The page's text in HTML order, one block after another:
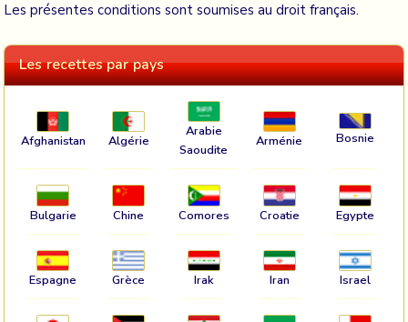
Les présentes conditions sont soumises au droit français.
Les recettes par pays
Afghanistan Algérie
Arabie
Saoudite
Arménie Bosnie
Bulgarie Chine Comores Croatie Egypte
Espagne Grèce Irak Iran Israel